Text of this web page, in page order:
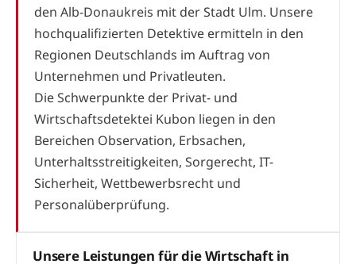
den Alb-Donaukreis mit der Stadt Ulm. Unsere
hochqualifizierten Detektive ermitteln in den
Regionen Deutschlands im Auftrag von
Unternehmen und Privatleuten.
Die Schwerpunkte der Privat- und
Wirtschaftsdetektei Kubon liegen in den
Bereichen Observation, Erbsachen,
Unterhaltsstreitigkeiten, Sorgerecht, IT-
Sicherheit, Wettbewerbsrecht und
Personalüberprüfung.
Unsere Leistungen für die Wirtschaft in